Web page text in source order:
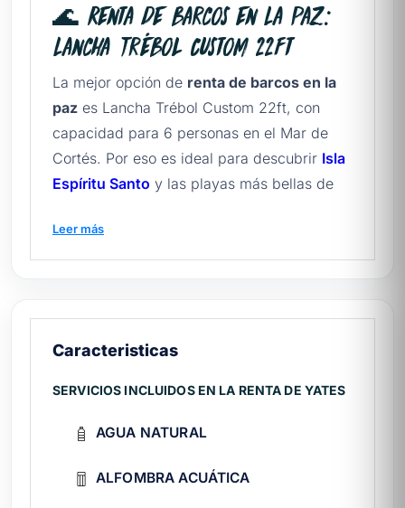
🌊 Renta de barcos en La Paz:
Lancha Trébol Custom 22ft
La mejor opción de renta de barcos en la
paz es Lancha Trébol Custom 22ft, con
capacidad para 6 personas en el Mar de
Cortés. Por eso es ideal para descubrir Isla
Espíritu Santo y las playas más bellas de
renta de yates en La Paz
yates en México.
Tripulación:capitán experto y marinero
Bienvenida:
agua natural, cervezas,
ceviches incluidos.
Diversión:
Leer más
Caracteristicas
SERVICIOS INCLUIDOS EN LA RENTA DE YATES
AGUA NATURAL
ALFOMBRA ACUÁTICA